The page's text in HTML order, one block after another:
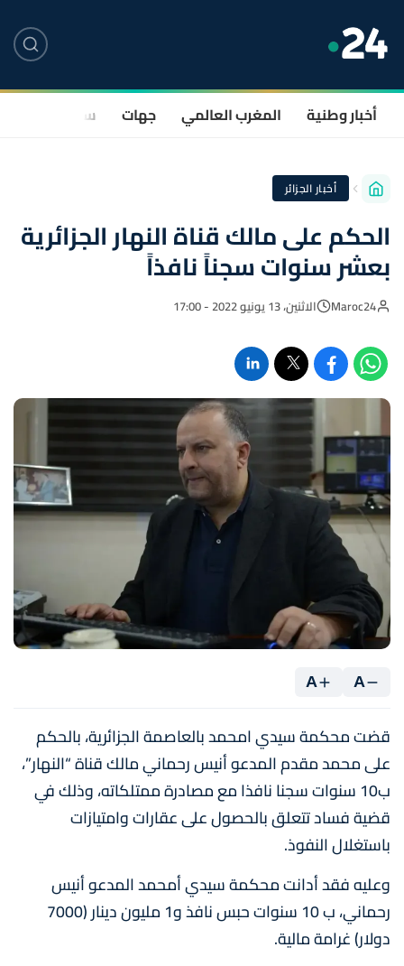
أخبار وطنية المغرب العالمي جهات سياسة
أخبار الجزائر
الحكم على مالك قناة النهار الجزائرية
بعشر سنوات سجناً نافذاً
Maroc24 الاثنين، 13 يونيو 2022 - 17:00
A
A
قضت محكمة سيدي امحمد بالعاصمة الجزائرية، بالحكم
على محمد مقدم المدعو أنيس رحماني مالك قناة “النهار”،
ب10 سنوات سجنا نافذا مع مصادرة ممتلكاته، وذلك في
قضية فساد تتعلق بالحصول على عقارات وامتيازات
باستغلال النفوذ.
وعليه فقد أدانت محكمة سيدي أمحمد المدعو أنيس
رحماني، ب 10 سنوات حبس نافذ و1 مليون دينار (7000
دولار) غرامة مالية.